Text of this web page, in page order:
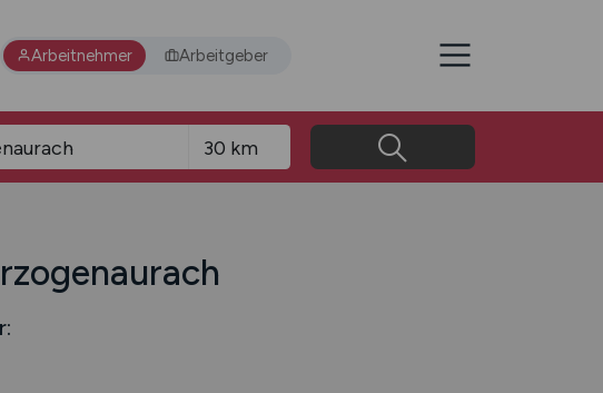
Arbeitnehmer Arbeitgeber